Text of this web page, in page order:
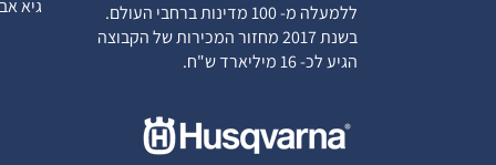
ללמעלה מ- 100 מדינות ברחבי העולם.
בשנת 2017 מחזור המכירות של הקבוצה
הגיע לכ- 16 מיליארד ש"ח.
גיא